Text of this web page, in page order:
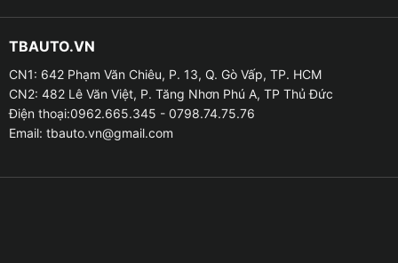
– Bộ sản phẩm loa mày là một trong những sự lựa
chọn lý tưởng cho những bạn muốn nâng cấp hệ thống
âm thanh cho xe của mình với chất lượng cao, thiết kế
gọn gàng và kết nối linh hoạt.
TBAUTO.VN
CN1: 642 Phạm Văn Chiêu, P. 13, Q. Gò Vấp, TP. HCM
CN2: 482 Lê Văn Việt, P. Tăng Nhơn Phú A, TP Thủ Đức
Điện thoại:0962.665.345 - 0798.74.75.76
Email: tbauto.vn@gmail.com